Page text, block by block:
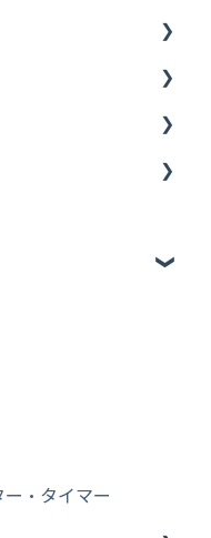
かり】
）】
ン
ェア）ライセンス
・タイマー